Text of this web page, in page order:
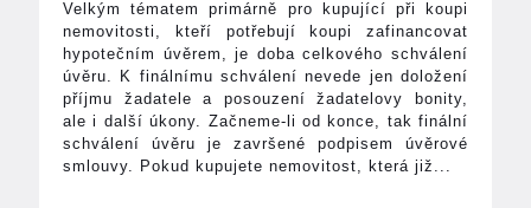
Velkým tématem primárně pro kupující při koupi
nemovitosti, kteří potřebují koupi zafinancovat
hypotečním úvěrem, je doba celkového schválení
úvěru. K finálnímu schválení nevede jen doložení
příjmu žadatele a posouzení žadatelovy bonity,
ale i další úkony. Začneme-li od konce, tak finální
schválení úvěru je završené podpisem úvěrové
smlouvy. Pokud kupujete nemovitost, která již...